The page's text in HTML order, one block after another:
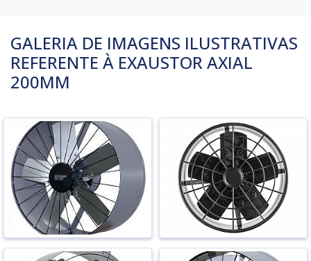
GALERIA DE IMAGENS ILUSTRATIVAS
REFERENTE À EXAUSTOR AXIAL
200MM